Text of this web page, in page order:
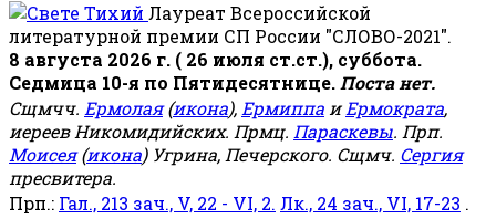
Лауреат Всероссийской
литературной премии СП России "СЛОВО-2021".
8 августа 2026 г. ( 26 июля ст.ст.), суббота.
Седмица 10-я по Пятидесятнице. Поста нет.
Сщмчч. Ермолая(икона), Ермиппа иЕрмократа,
иереев Никомидийских. Прмц. Параскевы. Прп.
Моисея(икона) Угрина, Печерского. Сщмч. Сергия
пресвитера.
Прп.: Гал., 213 зач., V, 22 - VI, 2. Лк., 24 зач., VI, 17-23 .